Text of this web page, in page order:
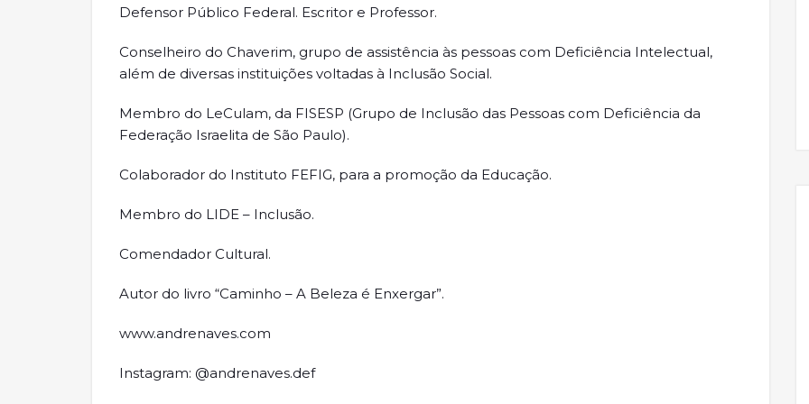
Defensor Público Federal. Escritor e Professor.
Conselheiro do Chaverim, grupo de assistência às pessoas com Deficiência Intelectual,
além de diversas instituições voltadas à Inclusão Social.
Membro do LeCulam, da FISESP (Grupo de Inclusão das Pessoas com Deficiência da
Federação Israelita de São Paulo).
Colaborador do Instituto FEFIG, para a promoção da Educação.
Membro do LIDE – Inclusão.
Comendador Cultural.
Autor do livro “Caminho – A Beleza é Enxergar”.
www.andrenaves.com
Instagram: @andrenaves.def